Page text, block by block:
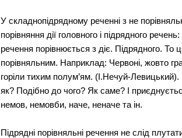
У складнопідрядному реченні з не
порівняння дії головного і підрядного
речення порівнюється з діє. Підрядного. То
порівняльним. Наприклад: Червоні, жовто
горіли тихим полум’ям. (І.Нечуй-
як? Подібно до чого? Як саме? І
немов, немовби, наче, неначе та ін.
Підрядні порівняльні речення не слід